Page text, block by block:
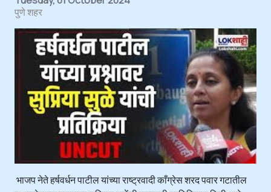
पुणे शहर
भाजप नेते हर्षवर्धन पाटील यांच्या राष्ट्रवादी काँग्रेस शरद पवार गटातील